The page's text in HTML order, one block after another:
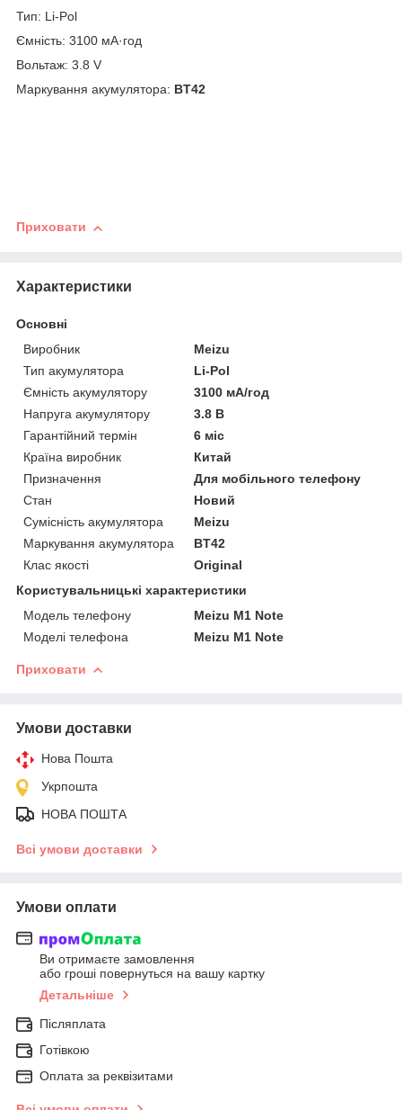
Тип: Li-Pol
Ємність: 3100 мА·год
Вольтаж: 3.8 V
Маркування акумулятора: BT42
Приховати
Характеристики
Основні
Виробник
Meizu
Тип акумулятора
Li-Pol
Ємність акумулятору
3100 мА/год
Напруга акумулятору
3.8 В
Гарантійний термін
6 міс
Країна виробник
Китай
Призначення
Для мобільного телефону
Стан
Новий
Сумісність акумулятора
Meizu
Маркування акумулятора
BT42
Клас якості
Original
Користувальницькі характеристики
Модель телефону
Meizu M1 Note
Моделі телефона
Meizu M1 Note
Приховати
Умови доставки
Нова Пошта
Укрпошта
НОВА ПОШТА
Всі умови доставки
Умови оплати
Ви отримаєте замовлення
або гроші повернуться на вашу картку
Детальніше
Післяплата
Готівкою
Оплата за реквізитами